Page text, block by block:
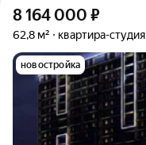
8 164 000 ₽
62,8 м² квартира-студия
новостройка